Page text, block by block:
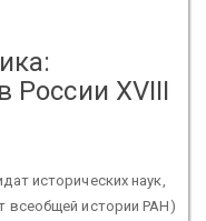
России XVIII
исторических наук,
всеобщей истории РАН)